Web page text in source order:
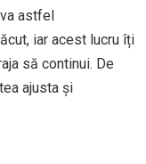
astfel
iar acest lucru îți
să continui. De
ajusta și